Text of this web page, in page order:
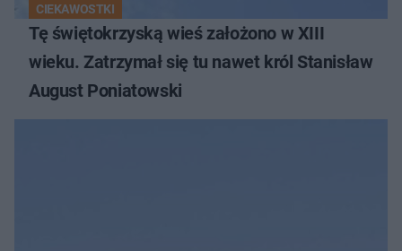
CIEKAWOSTKI
Tę świętokrzyską wieś założono w XIII
wieku. Zatrzymał się tu nawet król Stanisław
August Poniatowski